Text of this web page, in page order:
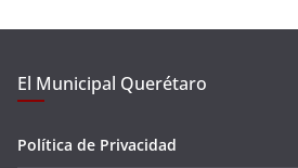
El Municipal Querétaro
Política de Privacidad